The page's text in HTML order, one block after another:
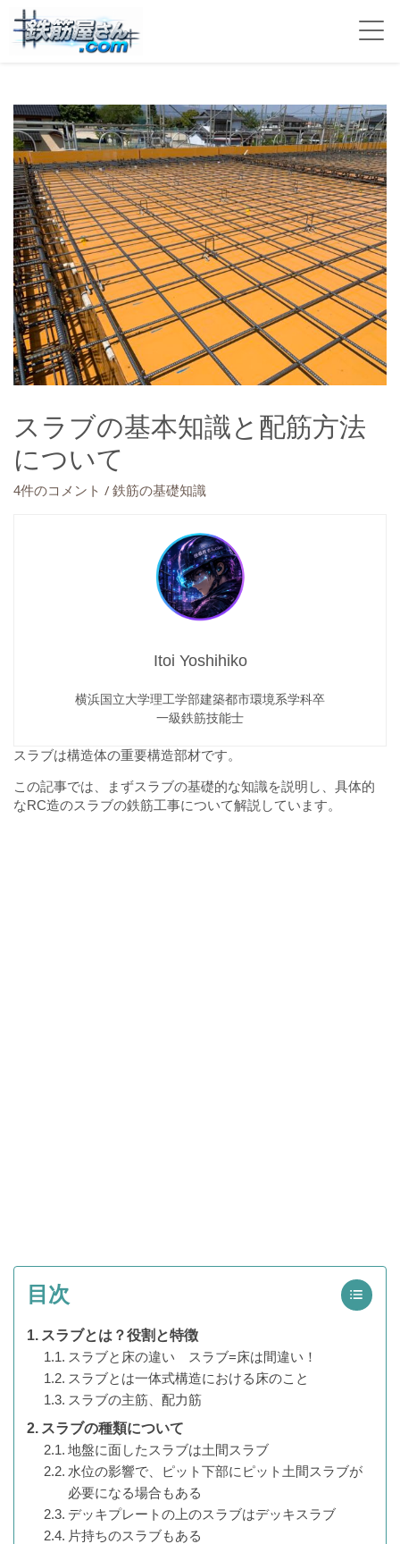
スラブの基本知識と配筋方法
について
4件のコメント / 鉄筋の基礎知識
Itoi Yoshihiko
横浜国立大学理工学部建築都市環境系学科卒
一級鉄筋技能士
スラブは構造体の重要構造部材です。
この記事では、まずスラブの基礎的な知識を説明し、具体的
なRC造のスラブの鉄筋工事について解説しています。
目次
スラブとは？役割と特徴
スラブと床の違い スラブ=床は間違い！
スラブとは一体式構造における床のこと
スラブの主筋、配力筋
スラブの種類について
地盤に面したスラブは土間スラブ
水位の影響で、ピット下部にピット土間スラブが
必要になる場合もある
デッキプレートの上のスラブはデッキスラブ
片持ちのスラブもある